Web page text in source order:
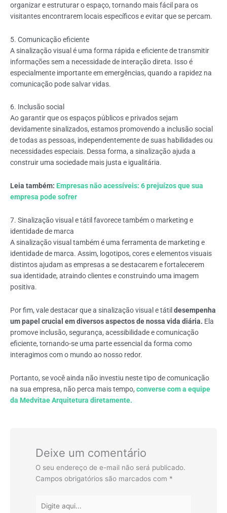
organizar e estruturar o espaço, tornando mais fácil para os
visitantes encontrarem locais específicos e evitar que se percam.
5. Comunicação eficiente
A sinalização visual é uma forma rápida e eficiente de transmitir
informações sem a necessidade de interação direta. Isso é
especialmente importante em emergências, quando a rapidez na
comunicação pode salvar vidas.
6. Inclusão social
Ao garantir que os espaços públicos e privados sejam
devidamente sinalizados, estamos promovendo a inclusão social
de todas as pessoas, independentemente de suas habilidades ou
necessidades especiais. Dessa forma, a sinalizaçãoajuda a
construir uma sociedade mais justa e igualitária.
Leia também: Empresas não acessíveis: 6 prejuízos que sua
empresa pode sofrer
7. Sinalização visual e tátil favorece também o marketing e
identidade de marca
A sinalização visual também é uma ferramenta de marketing e
identidade de marca. Assim, l ogotipos, cores e elementos visuais
distintos ajudam as empresas a se destacarem e fortalecerem
sua identidade, atraindo clientes e construindo uma imagem
positiva.
Por fim, vale destacar quea sinalização visual e tátil desempenha
um papel crucial em diversos aspectos de nossa vida diária. Ela
promove inclusão, segurança, acessibilidade e comunicação
eficiente, tornando-se uma parte essencial da forma como
interagimos com o mundo ao nosso redor.
Portanto, se você ainda não investiu neste tipo de comunicação
na sua empresa, não perca mais tempo, converse com a equipe
da Medvitae Arquitetura diretamente.
Deixe um comentário
O seu endereço de e-mail não será publicado.
Campos obrigatórios são marcados com *
aqui...